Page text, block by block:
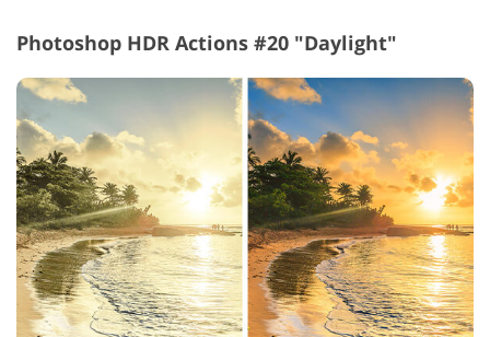
Photoshop HDR Actions #20 "Daylight"